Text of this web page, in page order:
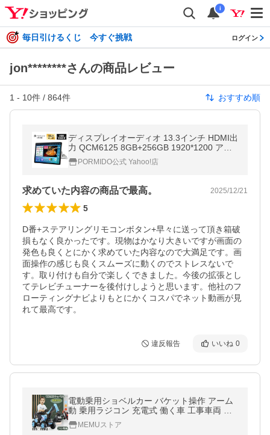
i
毎日引けるくじ 今すぐ挑戦 ログイン
jon********さんの商品レビュー
1 - 10件 / 864件 おすすめ順
ディスプレイオーディオ 13.3インチ HDMI出
力 QCM6125 8GB+256GB 1920*1200 アン
ドロイドナビ android13 QLED フローティン
グ構造 1din carplay 1年保証 PRA109
PORMIDO公式 Yahoo!店
求めていた内容の商品で最高。 2025/12/21
5
D番+ステアリングリモコンボタン+早々に送って頂き箱破
損もなく良かったです。現物はかなり大きいですが画面の
発色も良くとにかく求めていた内容なので大満足です。画
面操作の感じも良くスムーズに動くのでストレスないで
す。取り付けも自分で楽しくできました。今後の拡張とし
てテレビチューナーを後付けしようと思います。他社のフ
ローティングナビよりもとにかくコスパでネット動画が見
れて最高です。
違反報告 いいね 0
電動乗用ショベルカー バケット操作 アーム
動 乗用ラジコン 充電式 働く車 工事車両 重
機 子供用 乗用玩具 乗り物 クリスマス お誕
生日 プレゼント
MEMUストア